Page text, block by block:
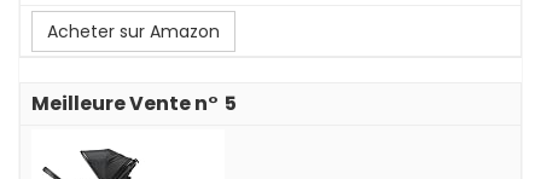
Acheter sur Amazon
5